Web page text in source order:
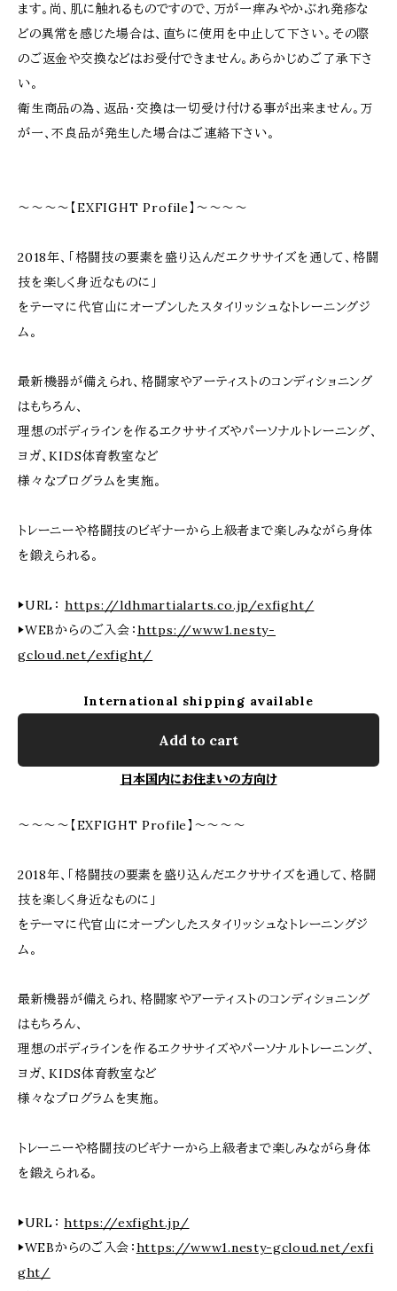
ます。尚、肌に触れるものですので、万が一痒みやかぶれ発疹な
どの異常を感じた場合は、直ちに使用を中止して下さい。その際
のご返金や交換などはお受付できません。あらかじめご了承下さ
い。
衛生商品の為、返品・交換は一切受け付ける事が出来ません。万
が一、不良品が発生した場合はご連絡下さい。
～～～～【EXFIGHT Profile】～～～～
2018年、「格闘技の要素を盛り込んだエクササイズを通して、格闘
技を楽しく身近なものに」
をテーマに代官山にオープンしたスタイリッシュなトレーニングジ
ム。
最新機器が備えられ、格闘家やアーティストのコンディショニング
はもちろん、
理想のボディラインを作るエクササイズやパーソナルトレーニング、
ヨガ、KIDS体育教室など
様々なプログラムを実施。
トレーニーや格闘技のビギナーから上級者まで楽しみながら身体
を鍛えられる。
▶URL： https://ldhmartialarts.co.jp/exfight/
▶WEBからのご入会：https://www1.nesty-
gcloud.net/exfight/
International shipping available
Add to cart
日本国内にお住まいの方向け
～～～～【EXFIGHT Profile】～～～～
2018年、「格闘技の要素を盛り込んだエクササイズを通して、格闘
技を楽しく身近なものに」
をテーマに代官山にオープンしたスタイリッシュなトレーニングジ
ム。
最新機器が備えられ、格闘家やアーティストのコンディショニング
はもちろん、
理想のボディラインを作るエクササイズやパーソナルトレーニング、
ヨガ、KIDS体育教室など
様々なプログラムを実施。
トレーニーや格闘技のビギナーから上級者まで楽しみながら身体
を鍛えられる。
▶URL：https://exfight.jp/
▶WEBからのご入会：https://www1.nesty-gcloud.net/exfi
ght/